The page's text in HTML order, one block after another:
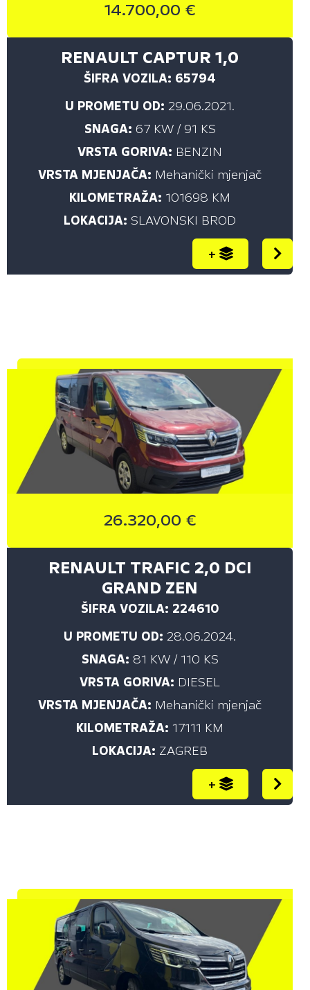
14.700,00 €
RENAULT CAPTUR 1,0
ŠIFRA VOZILA: 65794
U PROMETU OD: 29.06.2021.
SNAGA: 67 KW / 91 KS
VRSTA GORIVA: BENZIN
VRSTA MJENJAČA: Mehanički mjenjač
KILOMETRAŽA: 101698 KM
LOKACIJA: SLAVONSKI BROD
+
26.320,00 €
RENAULT TRAFIC 2,0 DCI
GRAND ZEN
ŠIFRA VOZILA: 224610
U PROMETU OD: 28.06.2024.
SNAGA: 81 KW / 110 KS
VRSTA GORIVA: DIESEL
VRSTA MJENJAČA: Mehanički mjenjač
KILOMETRAŽA: 17111 KM
LOKACIJA: ZAGREB
+